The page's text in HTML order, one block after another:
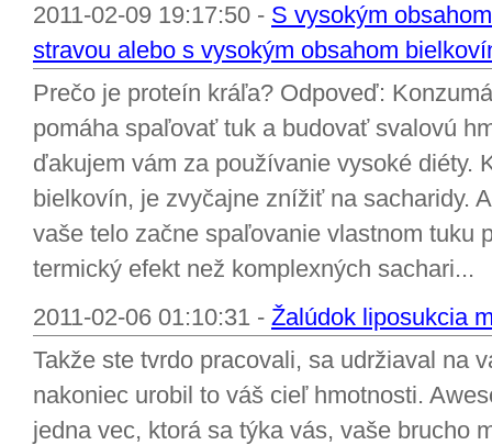
2011-02-09 19:17:50 - S vysokým
stravou alebo s vysokým obsahom
Prečo je proteín kráľa? Odpoveď:
pomáha spaľovať tuk a budovať svalovú
ďakujem vám za používanie vysoké diéty.
bielkovín, je zvyčajne znížiť na sacharidy.
vaše telo začne spaľovanie vlastnom tuku
termický efekt než komplexných sachari...
2011-02-06 01:10:31 - Žalúdok liposukcia
Takže ste tvrdo pracovali, sa udržiaval na
nakoniec urobil to váš cieľ hmotnosti.
jedna vec, ktorá sa týka vás, vaše brucho